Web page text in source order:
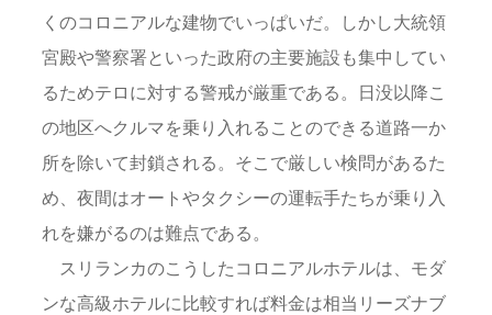
くのコロニアルな建物でいっぱいだ。しかし大統領
宮殿や警察署といった政府の主要施設も集中してい
るためテロに対する警戒が厳重である。日没以降こ
の地区へクルマを乗り入れることのできる道路一か
所を除いて封鎖される。そこで厳しい検問があるた
め、夜間はオートやタクシーの運転手たちが乗り入
れを嫌がるのは難点である。
スリランカのこうしたコロニアルホテルは、モダ
ンな高級ホテルに比較すれば料金は相当リーズナブ